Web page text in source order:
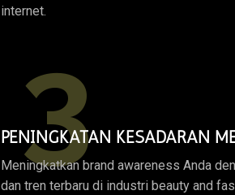
internet.
3
PENINGKATAN KESADARAN
Meningkatkan brand awareness Anda
dan tren terbaru di industri beauty and